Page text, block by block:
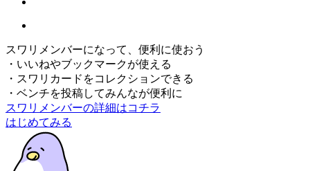
スワリメンバーになって、便利に使おう
・ いいねやブックマークが使える
・ スワリカードをコレクションできる
・ ベンチを投稿してみんなが便利に
スワリメンバーの詳細はコチラ
はじめてみる